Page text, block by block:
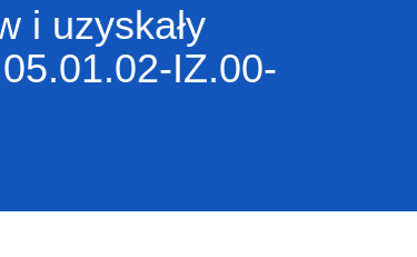
i uzyskały
IZ.00-